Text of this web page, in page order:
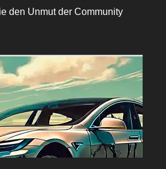
den Unmut der Community